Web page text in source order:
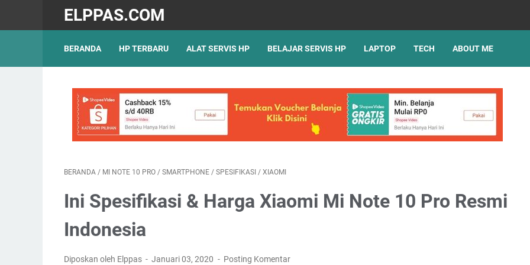
ELPPAS.COM
BERANDA HP TERBARU ALAT SERVIS HP BELAJAR SERVIS HP LAPTOP TECH ABOUT ME
BERANDA / MI NOTE 10 PRO / SMARTPHONE / SPESIFIKASI / XIAOMI
Ini Spesifikasi & Harga Xiaomi Mi Note 10 Pro Resmi
Indonesia
Diposkan oleh Elppas Januari 03, 2020 Posting Komentar